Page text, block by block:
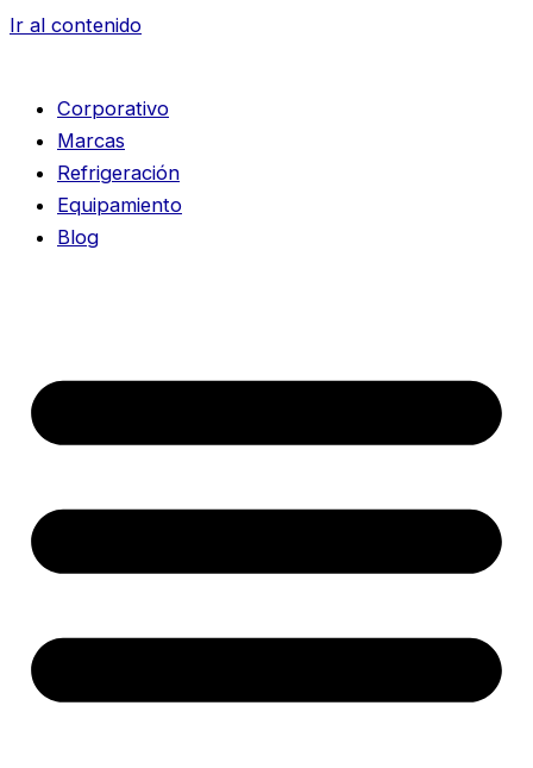
Ir al contenido
Corporativo
Marcas
Refrigeración
Equipamiento
Blog